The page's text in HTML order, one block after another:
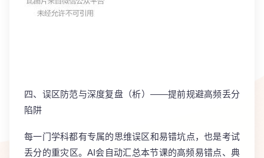
四、误区防范与深度复盘（析）——提前规避高频丢分
陷阱
每一门学科都有专属的思维误区和易错坑点，也是考试
丢分的重灾区。AI会自动汇总本节课的高频易错点、典